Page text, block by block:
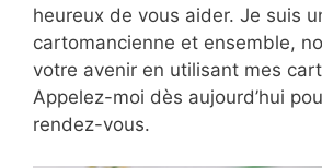
heureux de vous aider. Je suis
cartomancienne et ensemble,
votre avenir en utilisant mes
Appelez-moi dès aujourd’hui
rendez-vous.